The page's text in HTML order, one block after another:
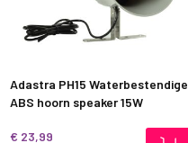
Adastra PH15 Waterbestendige
ABS hoorn speaker 15W
€ 23,99